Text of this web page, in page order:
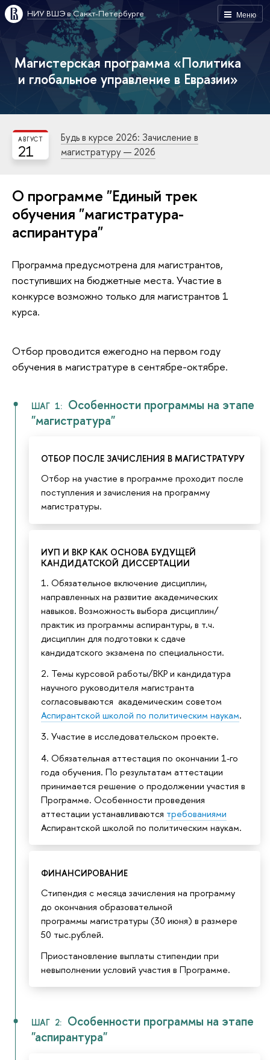
Меню
НИУ ВШЭ в Санкт-Петербурге
Магистерская программа «Политика
и глобальное управление в Евразии»
21
АВГУСТ
Будь в курсе 2026: Зачисление в
магистратуру — 2026
О программе "Единый трек
обучения "магистратура-
аспирантура"
Программа предусмотрена для магистрантов,
поступивших на бюджетные места. Участие в
конкурсе возможно только для магистрантов 1
курса.
Отбор проводится ежегодно на первом году
обучения в магистратуре в сентябре-октябре.
ШАГ 1:Особенности программы на этапе
"магистратура"
ОТБОР ПОСЛЕ ЗАЧИСЛЕНИЯ В МАГИСТРАТУРУ
Отбор на участие в программе проходит после
поступления и зачисления на программу
магистратуры.
ИУП И ВКР КАК ОСНОВА БУДУЩЕЙ
КАНДИДАТСКОЙ ДИССЕРТАЦИИ
1. Обязательное включение дисциплин,
направленных на развитие академических
навыков. Возможность выбора дисциплин/
практик из программы аспирантуры, в т.ч.
дисциплин для подготовки к сдаче
кандидатского экзамена по специальности.
2. Темы курсовой работы/ВКР и кандидатура
научного руководителя магистранта
согласовываются академическим советом
Аспирантской школой по политическим наукам.
3. Участие в исследовательском проекте.
4. Обязательная аттестация по окончании 1-го
года обучения. По результатам аттестации
принимается решение о продолжении участия в
Программе. Особенности проведения
аттестации устанавливаются требованиями
Аспирантской школой по политическим наукам.
ФИНАНСИРОВАНИЕ
Стипендия с месяца зачисления на программу
до окончания образовательной
программы магистратуры (30 июня) в размере
50 тыс.рублей.
Приостановление выплаты стипендии при
невыполнении условий участия в Программе.
ШАГ 2:Особенности программы на этапе
"аспирантура"